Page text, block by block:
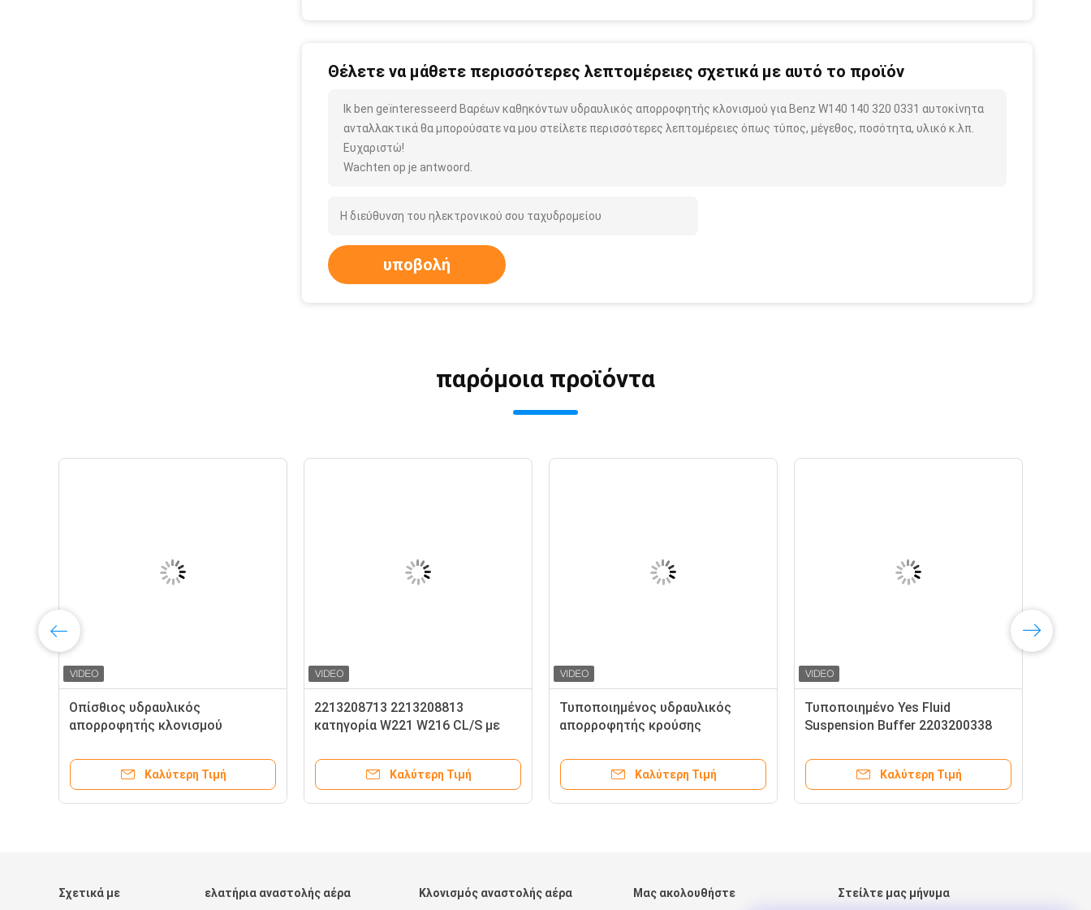
Θέλετε να μάθετε περισσότερες λεπτομέρειες σχετικά με αυτό το προϊόν
Ik ben geïnteresseerd Βαρέων καθηκόντων υδραυλικός απορροφητής κλονισμού για Benz W140 140 320 0331 αυτοκίνητα
ανταλλακτικά θα μπορούσατε να μου στείλετε περισσότερες λεπτομέρειες όπως τύπος, μέγεθος, ποσότητα, υλικό κ.λπ.
Ευχαριστώ!
Wachten op je antwoord.
υποβολή
παρόμοια προϊόντα
Οπίσθιος υδραυλικός
απορροφητής κλονισμού
2213209013 με την ενεργό δοκό
στέγης ελέγχου σώματος
Καλύτερη Τιμή
2213208713 2213208813
κατηγορία W221 W216 CL/S με
απορροφητή κλονισμού ελέγχου
Καλύτερη Τιμή
Τυποποιημένος υδραυλικός
απορροφητής κρούσης
2203201813 2203209213 Για
Mercedes-Benz CL/ S-Class W220
Καλύτερη Τιμή
Τυποποιημένο Yes Fluid
Suspension Buffer 2203200338
του σώματος μπροστά για την
Benz W220 W215Καλύτερη Τιμή
Σχετικά με ελατήρια αναστολής αέρα Κλονισμός αναστολής αέρα Μας ακολουθήστε Στείλτε μας μήνυμα